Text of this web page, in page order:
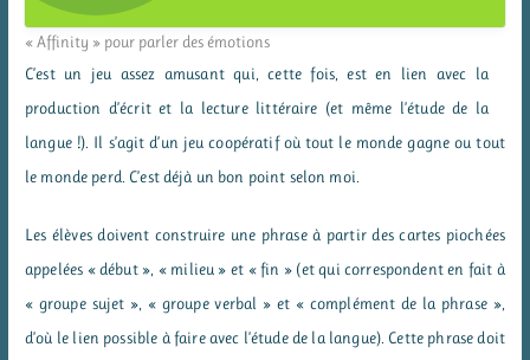
« Affinity » pour parler des émotions
C’est un jeu assez amusant qui, cette fois, est en lien avec la
production d’écrit et la lecture littéraire (et même l’étude de la
langue !). Il s’agit d’un jeu coopératif où tout le monde gagne ou tout
le monde perd. C’est déjà un bon point selon moi.
Les élèves doivent construire une phrase à partir des cartes piochées
appelées « début », « milieu » et « fin » (et qui correspondent en fait à
« groupe sujet », « groupe verbal » et « complément de la phrase »,
d’où le lien possible à faire avec l’étude de la langue). Cette phrase doit